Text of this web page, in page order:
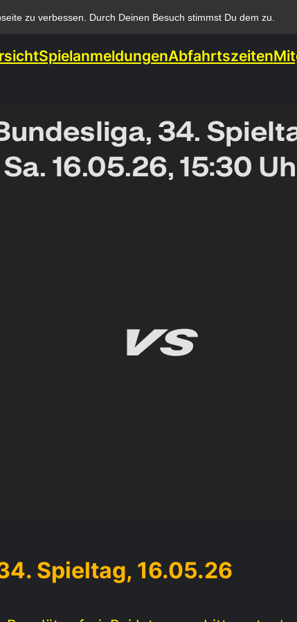
zu verbessen. Durch Deinen Besuch stimmst Du dem zu.
SpielanmeldungenAbfahrtszeiten
Spieltag, 16.05.26